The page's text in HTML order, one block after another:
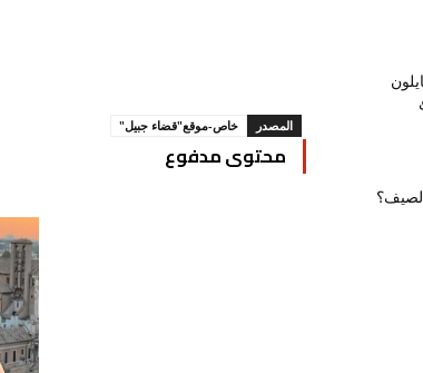
المصدر خاص-موقع"قضاء جبيل"
محتوى مدفوع